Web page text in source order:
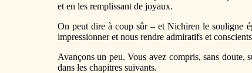
et en les remplissant de joyaux.
On peut dire à coup sûr – et Nichiren le souligne
impressionner et nous rendre admiratifs et
Avançons un peu. Vous avez compris, sans doute,
dans les chapitres suivants.